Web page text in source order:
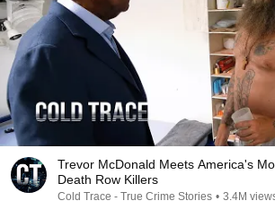
Trevor McDonald Meets America's
Death Row Killers
Cold Trace - True Crime Stories • 3.4M